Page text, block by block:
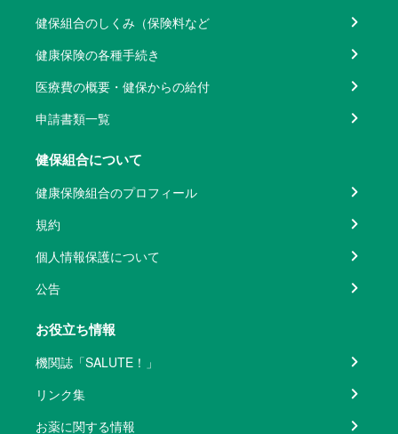
健保組合のしくみ（保険料など
健康保険の各種手続き
医療費の概要・健保からの給付
申請書類一覧
健保組合について
健康保険組合のプロフィール
規約
個人情報保護について
公告
お役立ち情報
機関誌「SALUTE！」
リンク集
お薬に関する情報